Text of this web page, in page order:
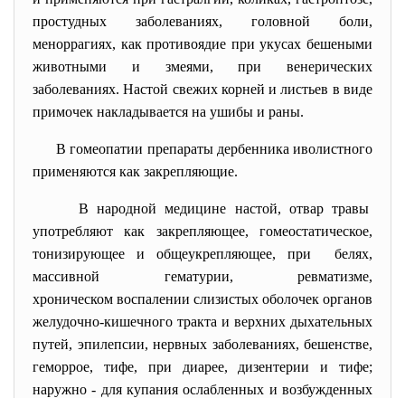
простудных заболеваниях, головной боли,
меноррагиях, как противоядие при укусах бешеными
животными и змеями, при венерических
заболеваниях. Настой свежих корней и листьев в виде
примочек накладывается на ушибы и раны.
В гомеопатии препараты дербенника иволистного
применяются как закрепляющие.
В народной медицине настой, отвар травы
употребляют как закрепляющее, гомеостатическое,
тонизирующее и общеукрепляющее, при белях,
массивной гематурии, ревматизме,
хроническом воспалении слизистых оболочек органов
желудочно-кишечного тракта и верхних дыхательных
путей, эпилепсии, нервных заболеваниях, бешенстве,
геморрое, тифе, при диарее, дизентерии и тифе;
наружно - для купания ослабленных и возбужденных